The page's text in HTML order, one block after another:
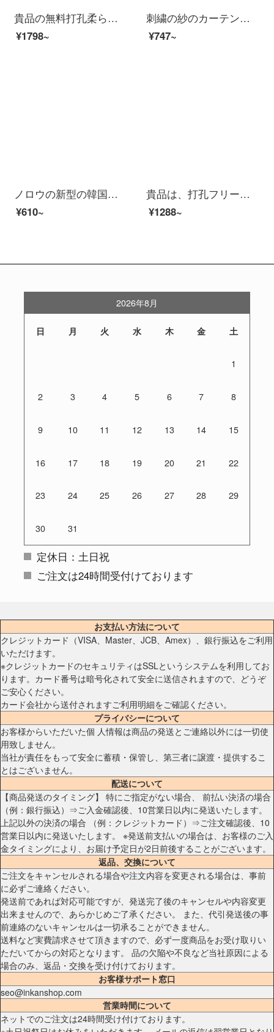
貴品の無料打孔柔らかい紗のカーテンのカーテンを厚くして二重の遮光カーテンを付けます。リビングルームの窓からの断熱材、窓からの遮光カーテンの柔らかさ、紗のカーテンをカスタマイズします。高遮光橘ゴールドGPR 046 Qの価格は1平方メートルの単価です。1平方メー...
¥1798~
刺繍の紗のカーテンのベランダの紗の仕切りのカーテンは現代北欧の客間が光を通さないで人の白色の翻り窓の砂のカーテンの窓の紗の黄色の4本の爪の金の幅の2メートル*2.5メートルの1切れを通します。
¥747~
ノロウの新型の韓国式の窓の紗の刺繍北欧の簡単なベランダの白い紗の寝室の窓のカーテンの清新な紗のカーテンの仕切りの完成品の菱格の藍の紗の4本の爪
¥610~
貴品は、打孔フリーの柔らかい紗カーテンのカーテンを厚くして二重の遮光カーテンを付けます。リビングルームの窓から風や窓からの熱を遮断します。窓の遮光カーテンを柔らかくします。半遮光の天星紫GPR 1004 Bは1平方メートルの単価です。1平方メートル未満は1平方メ...
¥1288~
2026年8月
日 月 火 水 木 金 土
1
2 3 4 5 6 7 8
9 10 11 12 13 14 15
16 17 18 19 20 21 22
23 24 25 26 27 28 29
30 31
定休日：土日祝
ご注文は24時間受付けております
お支払い方法について
クレジットカード（VISA、Master、JCB、Amex）、銀行振込をご利用
いただけます。
※クレジットカードのセキュリティはSSLというシステムを利用してお
ります。カード番号は暗号化されて安全に送信されますので、どうぞ
ご安心ください。
カード会社から送付されますご利用明細をご確認ください。
プライバシーについて
お客様からいただいた個 人情報は商品の発送とご連絡以外には一切使
用致しません。
当社が責任をもって安全に蓄積・保管し、第三者に譲渡・提供するこ
とはございません。
配送について
【商品発送のタイミング】 特にご指定がない場合、 前払い決済の場合
（例：銀行振込）⇒ご入金確認後、10営業日以内に発送いたします。
上記以外の決済の場合 （例：クレジットカード）⇒ご注文確認後、10
営業日以内に発送いたします。 ※発送前支払いの場合は、お客様のご入
金タイミングにより、お届け予定日が2日前後することがございます。
返品、交換について
ご注文をキャンセルされる場合や注文内容を変更される場合は、事前
に必ずご連絡ください。
発送前であれば対応可能ですが、発送完了後のキャンセルや内容変更
出来ませんので、あらかじめご了承ください。 また、代引発送後の事
前連絡のないキャンセルは一切承ることができません。
送料など実費請求させて頂きますので、必ず一度商品をお受け取りい
ただいてからの対応となります。 品の欠陥や不良など当社原因による
場合のみ、返品・交換を受け付けております。
お客様サポート窓口
seo@inkanshop.com
営業時間について
ネットでのご注文は24時間受け付けております。